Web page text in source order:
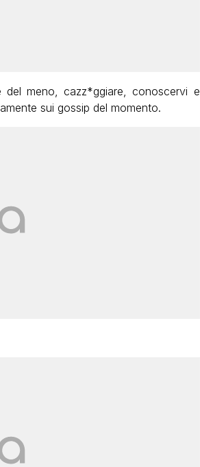
meno, cazz*ggiare, conoscervi e
sui gossip del momento.